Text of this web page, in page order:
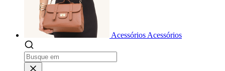
Acessórios Acessórios